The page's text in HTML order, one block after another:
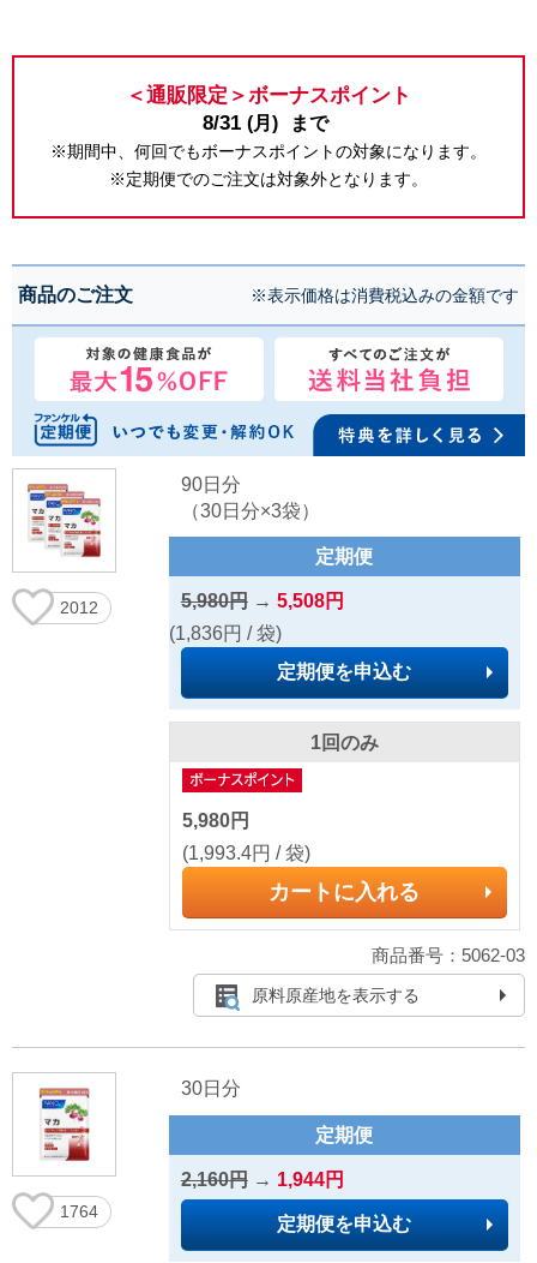
＜通販限定＞ボーナスポイント
8/31 (月) まで
※期間中、何回でもボーナスポイントの対象になります。
※定期便でのご注文は対象外となります。
商品のご注文 ※表示価格は消費税込みの金額です
2012
90日分
（30日分×3袋）
定期便
5,980円→ 5,508円
(1,836円 / 袋)
定期便を申込む
1回のみ
5,980円
(1,993.4円 / 袋)
カートに入れる
商品番号：5062-03
原料原産地を表示する
1764
30日分
定期便
2,160円→ 1,944円
定期便を申込む